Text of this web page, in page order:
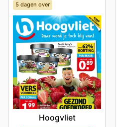
5 dagen over
Hoogvliet